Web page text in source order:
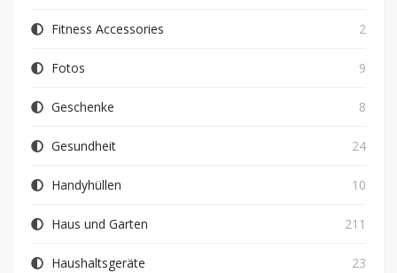
Fitness Accessories 2
Fotos 9
Geschenke 8
Gesundheit 24
Handyhüllen 10
Haus und Garten 211
Haushaltsgeräte 23